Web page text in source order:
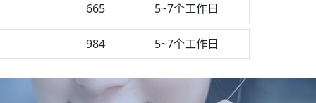
665 5~7个工作日
984 5~7个工作日